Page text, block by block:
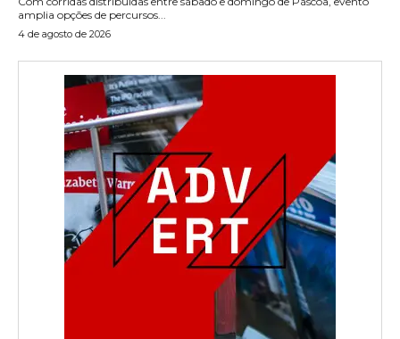
amplia opções de percursos...
4 de agosto de 2026